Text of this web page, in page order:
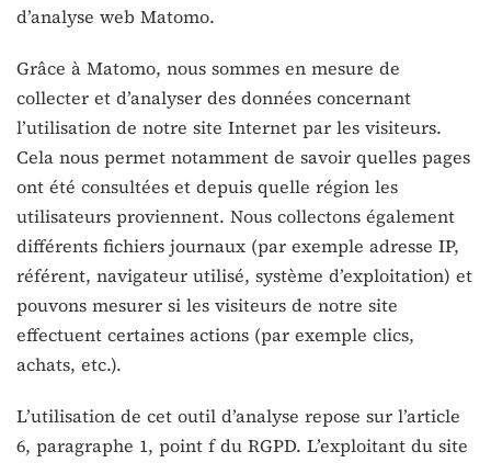
d’analyse web Matomo.
Grâce à Matomo, nous sommes en mesure de
collecter et d’analyser des données concernant
l’utilisation de notre site Internet par les visiteurs.
Cela nous permet notamment de savoir quelles pages
ont été consultées et depuis quelle région les
utilisateurs proviennent. Nous collectons également
différents fichiers journaux (par exemple adresse IP,
référent, navigateur utilisé, système d’exploitation) et
pouvons mesurer si les visiteurs de notre site
effectuent certaines actions (par exemple clics,
achats, etc.).
L’utilisation de cet outil d’analyse repose sur l’article
6, paragraphe 1, point f du RGPD. L’exploitant du site